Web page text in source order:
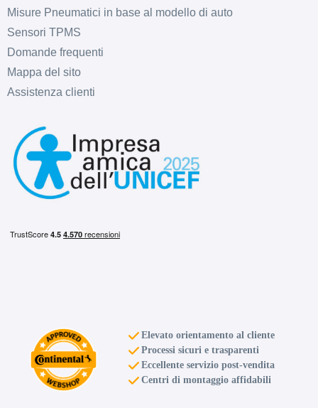
Misure Pneumatici in base al modello di auto
Sensori TPMS
Domande frequenti
Mappa del sito
Assistenza clienti
Elevato orientamento al cliente
Processi sicuri e trasparenti
Eccellente servizio post-vendita
Centri di montaggio affidabili